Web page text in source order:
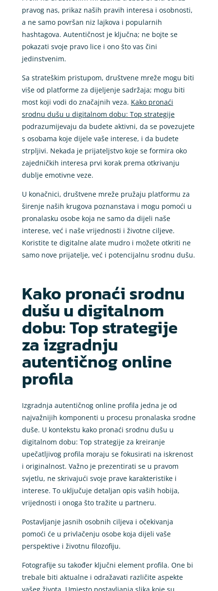
pravog nas, prikaz naših pravih interesa i osobnosti,
a ne samo površan niz lajkova i popularnih
hashtagova. Autentičnost je ključna; ne bojte se
pokazati svoje pravo lice i ono što vas čini
jedinstvenim.
Sa strateškim pristupom, društvene mreže mogu biti
više od platforme za dijeljenje sadržaja; mogu biti
most koji vodi do značajnih veza. Kako pronaći
srodnu dušu u digitalnom dobu: Top strategije
podrazumijevaju da budete aktivni, da se povezujete
s osobama koje dijele vaše interese, i da budete
strpljivi. Nekada je prijateljstvo koje se formira oko
zajedničkih interesa prvi korak prema otkrivanju
dublje emotivne veze.
U konačnici, društvene mreže pružaju platformu za
širenje naših krugova poznanstava i mogu pomoći u
pronalasku osobe koja ne samo da dijeli naše
interese, već i naše vrijednosti i životne ciljeve.
Koristite te digitalne alate mudro i možete otkriti ne
samo nove prijatelje, već i potencijalnu srodnu dušu.
Kako pronaći srodnu
dušu u digitalnom
dobu: Top strategije
za izgradnju
autentičnog online
profila
Izgradnja autentičnog online profila jedna je od
najvažnijih komponenti u procesu pronalaska srodne
duše. U kontekstu kako pronaći srodnu dušu u
digitalnom dobu: Top strategije za kreiranje
upečatljivog profila moraju se fokusirati na iskrenost
i originalnost. Važno je prezentirati se u pravom
svjetlu, ne skrivajući svoje prave karakteristike i
interese. To uključuje detaljan opis vaših hobija,
vrijednosti i onoga što tražite u partneru.
Postavljanje jasnih osobnih ciljeva i očekivanja
pomoći će u privlačenju osobe koja dijeli vaše
perspektive i životnu filozofiju.
Fotografije su također ključni element profila. One bi
trebale biti aktualne i odražavati različite aspekte
vašeg života. Umjesto postavljanja slika koje su